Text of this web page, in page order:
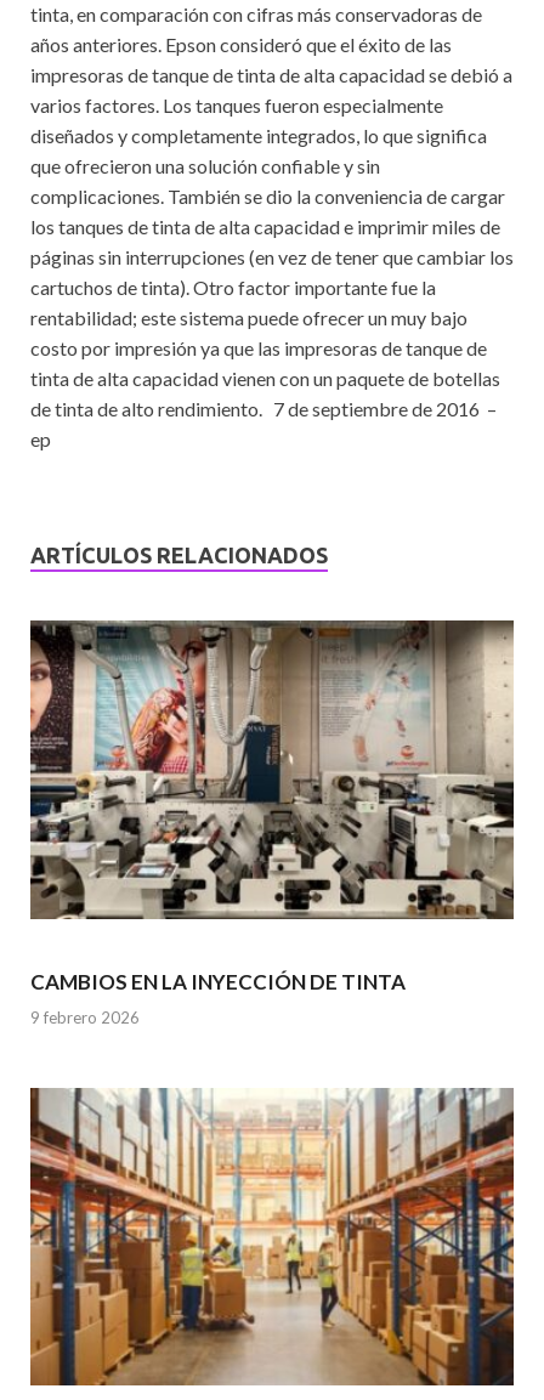
tinta, en comparación con cifras más conservadoras de
años anteriores. Epson consideró que el éxito de las
impresoras de tanque de tinta de alta capacidad se debió a
varios factores. Los tanques fueron especialmente
diseñados y completamente integrados, lo que significa
que ofrecieron una solución confiable y sin
complicaciones. También se dio la conveniencia de cargar
los tanques de tinta de alta capacidad e imprimir miles de
páginas sin interrupciones (en vez de tener que cambiar los
cartuchos de tinta). Otro factor importante fue la
rentabilidad; este sistema puede ofrecer un muy bajo
costo por impresión ya que las impresoras de tanque de
tinta de alta capacidad vienen con un paquete de botellas
de tinta de alto rendimiento. 7 de septiembre de 2016 –
ep
ARTÍCULOS RELACIONADOS
CAMBIOS EN LA INYECCIÓN DE TINTA
9 febrero 2026